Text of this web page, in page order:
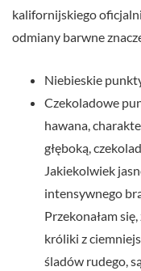
kalifornijskiego
odmiany barwne
Niebieskie
Czekoladowe
hawana,
głęboką,
Jakiekolwiek
intensywnego
Przekonałam
króliki z
śladów rudego,